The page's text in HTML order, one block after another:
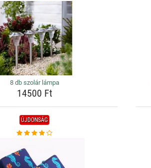
8 db szolár lámpa
14500 Ft
ÚJDONSÁG